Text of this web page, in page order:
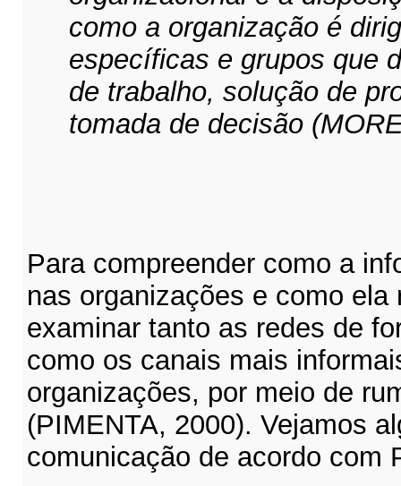
como a organização é
específicas e grupos que
de trabalho, solução de
tomada de decisão
Para compreender como a
nas organizações e como
examinar tanto as redes de
como os canais mais
organizações, por meio de
(PIMENTA, 2000). Vejamos
comunicação de acordo com